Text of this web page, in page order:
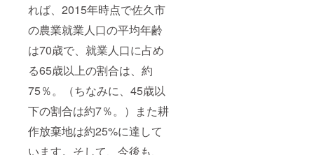
れば、2015年時点で佐久市
の農業就業人口の平均年齢
は70歳で、就業人口に占め
る65歳以上の割合は、約
75％。（ちなみに、45歳以
下の割合は約7％。）また耕
作放棄地は約25%に達して
います。そして、今後も、